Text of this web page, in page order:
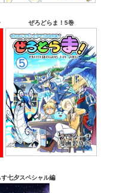
ぜろどらま！5巻
七夕スペシャル編